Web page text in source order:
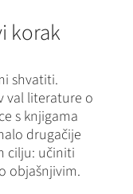
korak
shvatiti.
val literature o
s knjigama
drugačije
cilju: učiniti
objašnjivim.